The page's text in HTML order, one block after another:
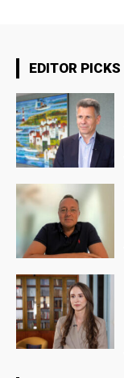
EDITOR PICKS